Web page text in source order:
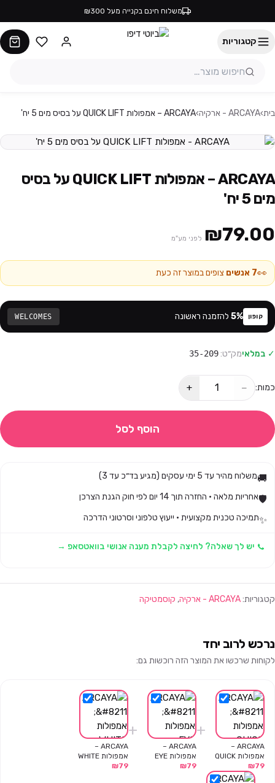
משלוח חינם בקנייה מעל ₪300
קטגוריות
בית›ARCAYA - ארקיה ›ARCAYA – אמפולות QUICK LIFT על בסיס מים 5 יח'
ARCAYA – אמפולות QUICK LIFT על בסיס
מים 5 יח'
₪79.00 לפני מע"מ
👀
7 אנשים צופים במוצר זה כעת
קופון 5% להזמנה ראשונה WELCOMES
✓ במלאימק״ט:35-209
כמות: −
+
הוסף לסל
🚚משלוח מהיר עד 5 ימי עסקים (מגיע בד״כ עד 3)
🛡️אחריות מלאה · החזרה תוך 14 יום לפי חוק הגנת הצרכן
✨תמיכה טכנית מקצועית · ייעוץ טלפוני וסרטוני הדרכה
יש לך שאלה? לחיצה לקבלת מענה אנושי בוואטסאפ →
קטגוריות:ARCAYA - ארקיה , קוסמטיקה
נרכש לרוב יחד
לקוחות שרכשו את המוצר הזה רוכשות גם:
ARCAYA –
אמפולות QUICK
LIFT על בסיס מים₪79
+
ARCAYA –
אמפולות EYE
₪79
+
ARCAYA –
אמפולות WHITE
₪79